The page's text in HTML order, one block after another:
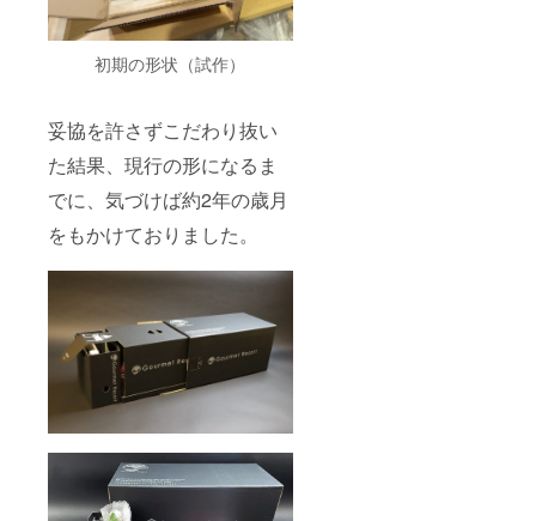
初期の形状（試作）
妥協を許さずこだわり抜い
た結果、現行の形になるま
でに、気づけば約2年の歳月
をもかけておりました。